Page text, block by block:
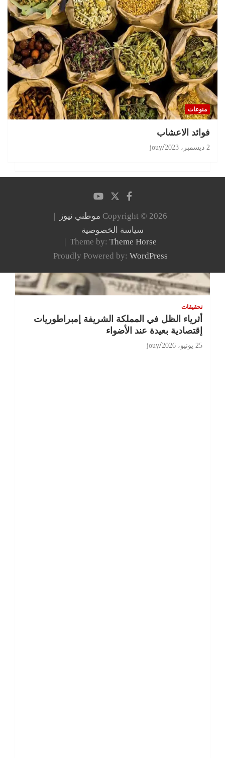
تحقيقات
أثرياء الظل في المملكة الشريفة إمبراطوريات
إقتصادية بعيدة عند الأضواء
25 يونيو، 2026 jouy
منوعات
‏فوائد الاعشاب
2 ديسمبر، 2023 jouy
Copyright © 2026 موطني نيوز
سياسة الخصوصية
Theme by: Theme Horse
Proudly Powered by: WordPress